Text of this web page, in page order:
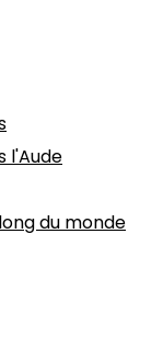
l'Aude
du monde